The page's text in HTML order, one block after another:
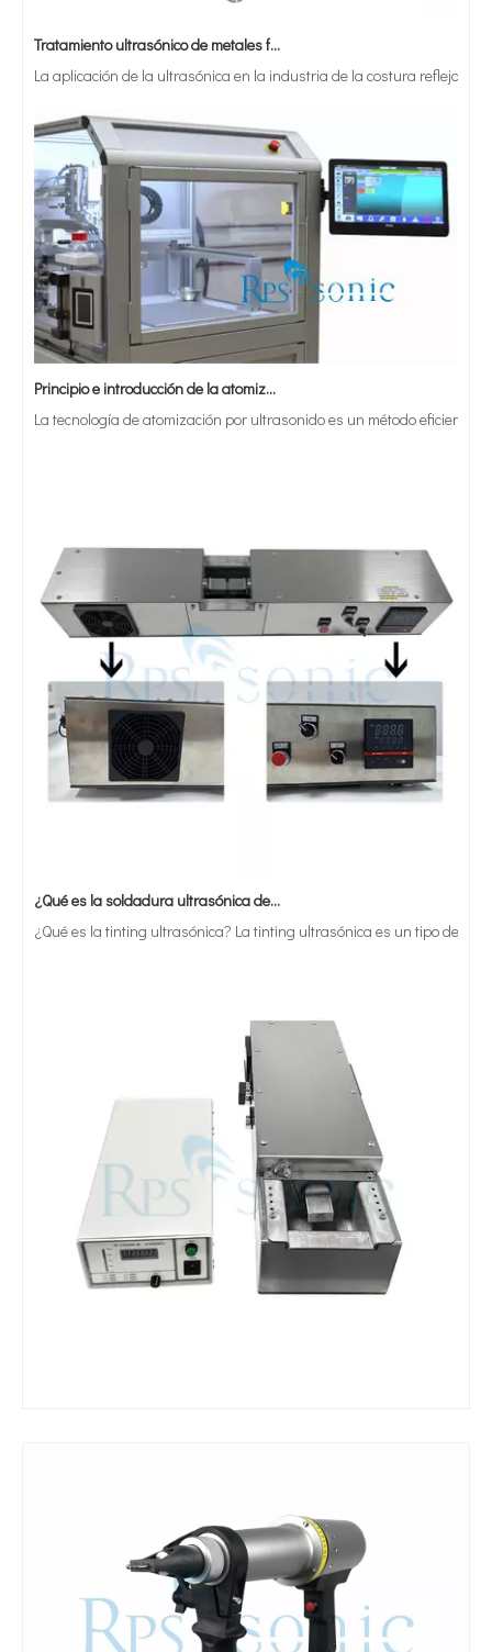
La aplicación de la ultrasónica en la industria de la costura refleja
Principio e introducción de la atomización ultrasónica de metales.
La tecnología de atomización por ultrasonido es un método eficiente
¿Qué es la tinting ultrasónica? La tinting ultrasónica es un tipo de